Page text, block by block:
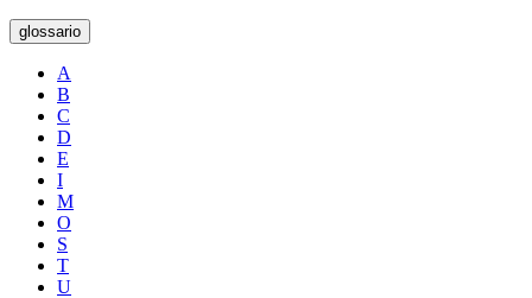
glossario
A
B
C
D
E
I
M
O
S
T
U